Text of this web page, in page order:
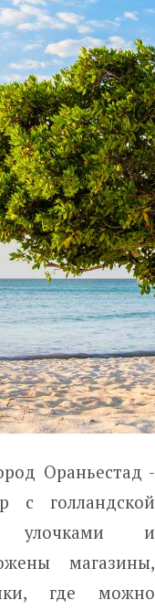
Ораньестад -
с голландской
улочками и
магазины,
где можно